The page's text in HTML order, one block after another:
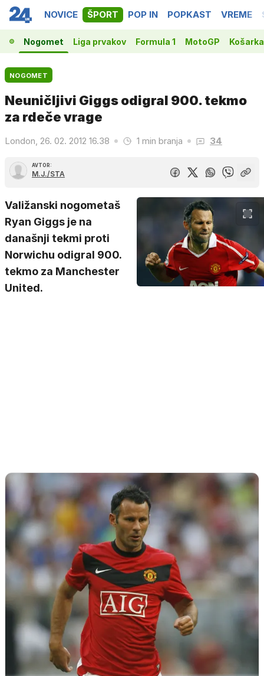
NOVICE ŠPORT POP IN POPKAST VREME
Nogomet Liga prvakov Formula 1 MotoGP Košarka
NOGOMET
Neuničljivi Giggs odigral 900. tekmo
za rdeče vrage
London, 26. 02. 2012 16.38 1 min branja 34
AVTOR:
M.J./STA
Valižanski nogometaš
Ryan Giggs je na
današnji tekmi proti
Norwichu odigral 900.
tekmo za Manchester
United.